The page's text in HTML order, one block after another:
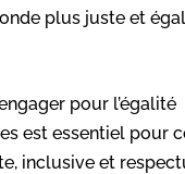
plus juste et
pour l’égalité
est essentiel pour
inclusive et